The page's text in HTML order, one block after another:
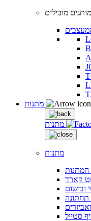
מותגים מובילים
מתנות
מתנות
המתנות
קארד
ובישום
סטייל